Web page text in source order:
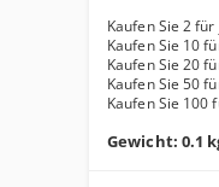
Kaufen Sie 2 für
Kaufen Sie 10
Kaufen Sie 20
Kaufen Sie 50
Kaufen Sie 100
Gewicht: 0.1